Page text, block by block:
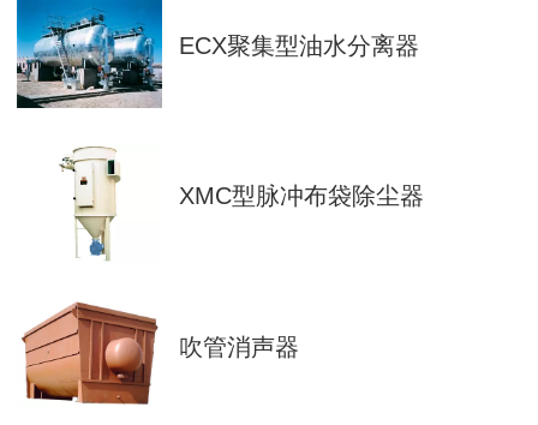
ECX聚集型油水分离器
XMC型脉冲布袋除尘器
吹管消声器